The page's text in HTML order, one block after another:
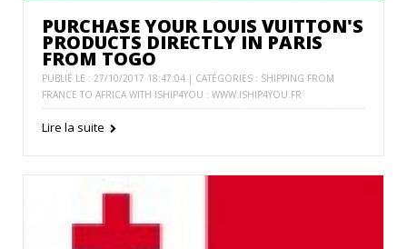
PURCHASE YOUR LOUIS VUITTON'S
PRODUCTS DIRECTLY IN PARIS
FROM TOGO
PUBLIÉ LE : 27/10/2017 18:47:04 | CATÉGORIES : SHIPPING FROM
FRANCE TO AFRICA WITH ISHIP4YOU : WWW.ISHIP4YOU.FR
Lire la suite